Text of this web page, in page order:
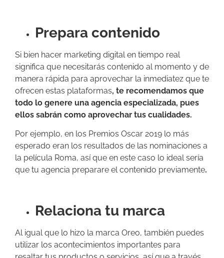
Prepara contenido
Si bien hacer marketing digital en tiempo real
significa que necesitarás contenido al momento y de
manera rápida para aprovechar la inmediatez que te
ofrecen estas plataformas, te recomendamos que
todo lo genere una agencia especializada, pues
ellos sabrán como aprovechar tus cualidades.
Por ejemplo, en los Premios Oscar 2019 lo más
esperado eran los resultados de las nominaciones a
la película Roma, así que en este caso lo ideal sería
que tu agencia preparare el contenido previamente.
Relaciona tu marca
Al igual que lo hizo la marca Oreo, también puedes
utilizar los acontecimientos importantes para